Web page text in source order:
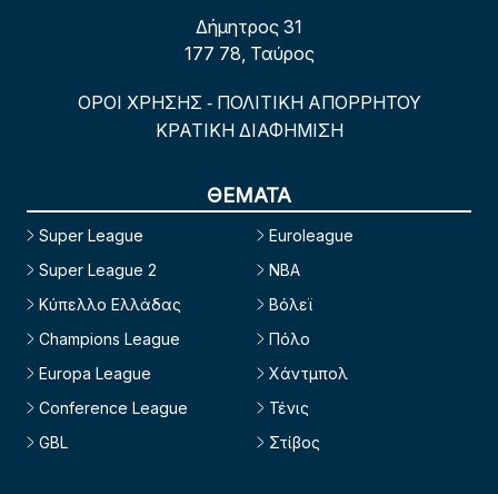
Δήμητρος 31
177 78, Ταύρος
ΟΡΟΙ ΧΡΗΣΗΣ - ΠΟΛΙΤΙΚΗ ΑΠΟΡΡΗΤΟΥ
ΚΡΑΤΙΚΗ ΔΙΑΦΗΜΙΣΗ
ΘΕΜΑΤΑ
Super League
Super League 2
Κύπελλο Ελλάδας
Champions League
Europa League
Conference League
GBL
Euroleague
NBA
Βόλεϊ
Πόλο
Χάντμπολ
Τένις
Στίβος